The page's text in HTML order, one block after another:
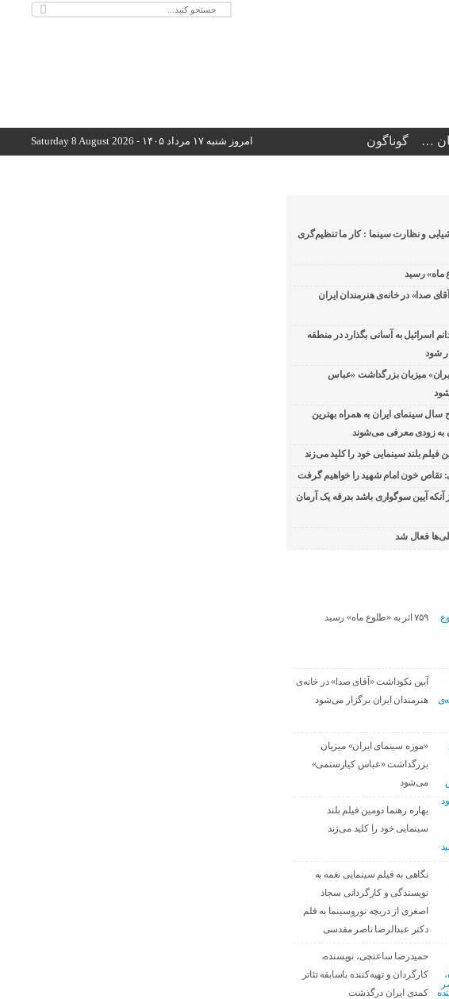
… گوناگون امروز شنبه ۱۷ مرداد ۱۴۰۵ - Saturday 8 August 2026
و نظارت سینما : کار ما تنظیم‌گری
صدا» در خانه‌ی هنرمندان ایران
اسرائیل به آسانی بگذارد در منطقه
شود
میزبان بزرگداشت «عباس
سینمای ایران به همراه بهترین
به زودی معرفی می‌شوند
فیلم بلند سینمایی خود را کلید می‌زند
خون امام شهید را خواهیم گرفت
آنکه آیین سوگواری باشد بدرقه یک آرمان
فعال شد
۷۵۹ اثر به «طلوع ماه» رسید
آیین نکوداشت «آقای صدا» در خانه‌ی
هنرمندان ایران برگزار می‌شود
«موزه سینمای ایران» میزبان
بزرگداشت «عباس کیارستمی»
می‌شود
بهاره رهنما دومین فیلم بلند
سینمایی خود را کلید می‌زند
نگاهی به فیلم سینمایی نغمه به
نویسندگی و کارگردانی سجاد
اصغری از دریچه نوروسینما به قلم
دکتر عبدالرضا ناصر مقدسی
حمیدرضا ساعتچی، نویسنده،
کارگردان و تهیه‌کننده باسابقه تئاتر
کمدی ایران درگذشت